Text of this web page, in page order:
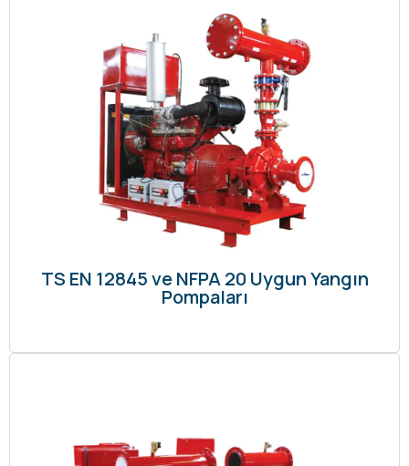
TS EN 12845 ve NFPA 20 Uygun Yangın
Pompaları